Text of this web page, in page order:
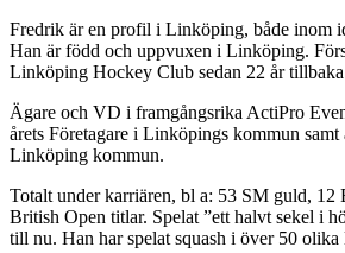
Fredrik är en profil i Linköping, både inom
Han är född och uppvuxen i Linköping.
Linköping Hockey Club sedan 22 år
Ägare och VD i framgångsrika ActiPro
årets Företagare i Linköpings kommun samt
Linköping kommun.
Totalt under karriären, bl a: 53 SM guld,
British Open titlar. Spelat ”ett halvt sekel i
till nu. Han har spelat squash i över 50 olika